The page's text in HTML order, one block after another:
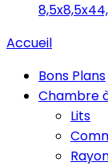
Accueil
Bons Plans
Chambre
Lits